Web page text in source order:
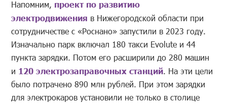
Напомним, проект по развитию
электродвижения в Нижегородской области при
сотрудничестве с «Роснано» запустили в 2023 году.
Изначально парк включал 180 такси Evolute и 44
пункта зарядки. Потом его расширили до 280 машин
и 120 электрозаправочных станций. На эти цели
было потрачено 890 млн рублей. При этом зарядки
для электрокаров установили не только в столице